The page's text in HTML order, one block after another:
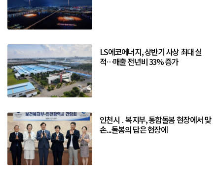
LS에코에너지, 상반기 사상 최대 실
적…매출 전년비 33% 증가
인천시 ․ 복지부, 통합돌봄 현장에서 맞
손...돌봄의 답은 현장에